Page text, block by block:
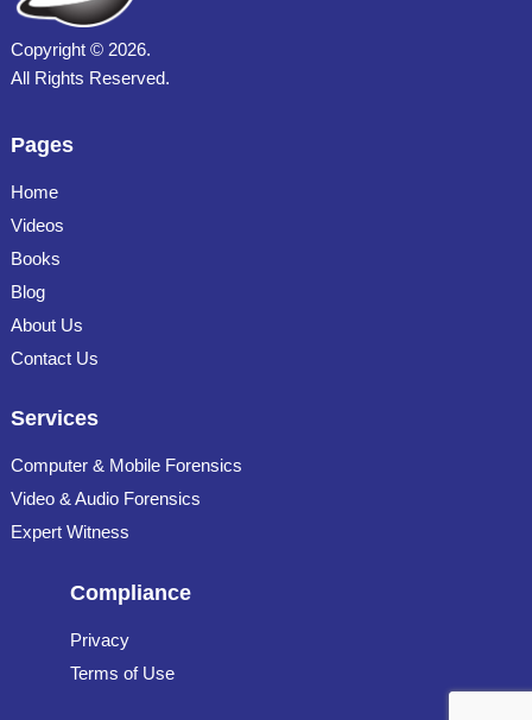
Copyright © 2026.
All Rights Reserved.
Pages
Home
Videos
Books
Blog
About Us
Contact Us
Services
Computer & Mobile Forensics
Video & Audio Forensics
Expert Witness
Compliance
Privacy
Terms of Use